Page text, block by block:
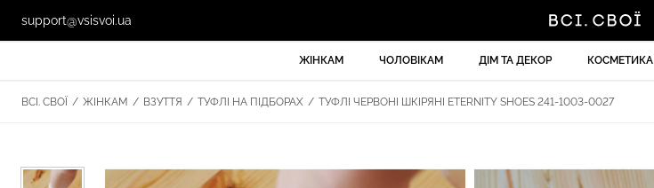
support@vsisvoi.ua
ЖІНКАМ ЧОЛОВІКАМ ДІМ ТА ДЕКОР КОСМЕТИКА
ВСІ. СВОЇ / ЖІНКАМ / ВЗУТТЯ / ТУФЛІ НА ПІДБОРАХ / ТУФЛІ ЧЕРВОНІ ШКІРЯНІ ETERNITY SHOES 241-1003-0027